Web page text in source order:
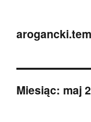
Miesiąc: maj